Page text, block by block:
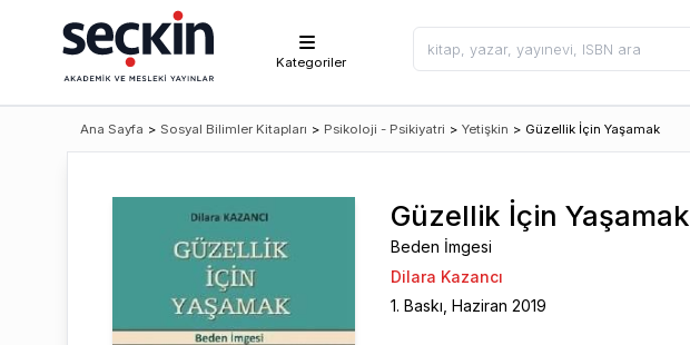
Kategoriler
Ana Sayfa > Sosyal Bilimler Kitapları > Psikoloji - Psikiyatri > Yetişkin > Güzellik İçin Yaşamak
Güzellik İçin Yaşamak
Beden İmgesi
Dilara Kazancı
1. Baskı, Haziran 2019